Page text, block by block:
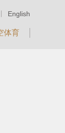
English
体育